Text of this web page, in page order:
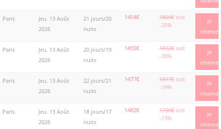
Paris
Jeu. 13 Août
2026
21 jours/20
nuits
1454€ 1809€ soit
-20%
Je
réserve
Paris
Jeu. 13 Août
2026
20 jours/19
nuits
1455€ 1812€ soit
-20%
Je
réserve
Paris
Jeu. 13 Août
2026
22 jours/21
nuits
1477€ 1817€ soit
-19%
Je
réserve
Paris
Jeu. 13 Août
2026
18 jours/17
nuits
1482€ 1700€ soit
-13%
Je
réserve